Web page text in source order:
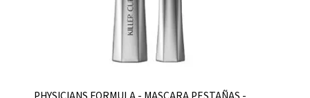
PHYSICIANS FORMULA - MASCARA PESTAÑAS -